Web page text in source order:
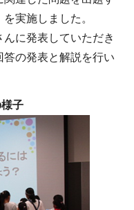
実施しました。
に発表していただき
の発表と解説を行い
子